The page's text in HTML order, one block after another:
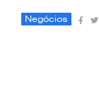
Negócios